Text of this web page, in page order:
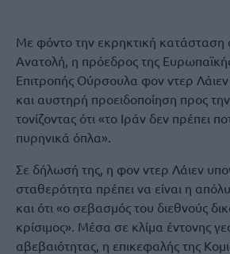
Με φόντο την εκρηκτική
Ανατολή, η πρόεδρος της
Επιτροπής Ούρσουλα φον ντερ
και αυστηρή προειδοποίηση προς
τονίζοντας ότι «το Ιράν δεν πρέπει
πυρηνικά όπλα».
Σε δήλωσή της, η φον ντερ Λάιεν
σταθερότητα πρέπει να είναι η
και ότι «ο σεβασμός του διεθνούς
κρίσιμος». Μέσα σε κλίμα έντονης
αβεβαιότητας, η επικεφαλής της